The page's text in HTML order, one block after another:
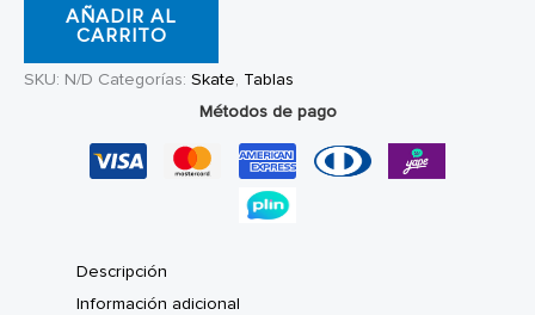
Skate
8"
AÑADIR AL
CARRITO
SKU: N/D Categorías: Skate, Tablas
Métodos de pago
Descripción
Información adicional